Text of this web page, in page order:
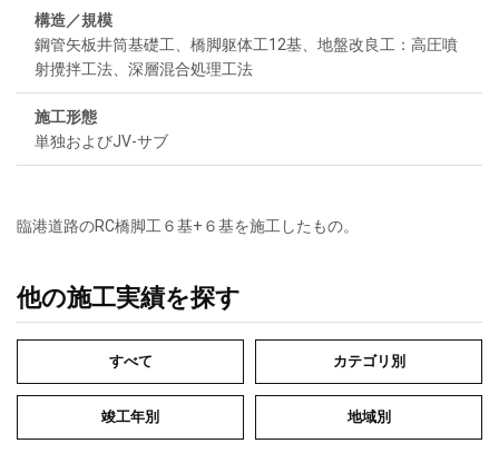
構造／規模
鋼管矢板井筒基礎工、橋脚躯体工12基、地盤改良工：高圧噴
射攪拌工法、深層混合処理工法
施工形態
単独およびJV-サブ
臨港道路のRC橋脚工６基+６基を施工したもの。
他の施工実績を探す
すべて カテゴリ別
竣工年別 地域別